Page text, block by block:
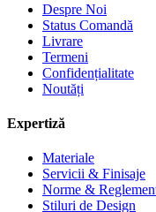
Despre Noi
Status Comandă
Livrare
Termeni
Confidențialitate
Noutăți
Expertiză
Materiale
Servicii & Finisaje
Norme &
Stiluri de Design